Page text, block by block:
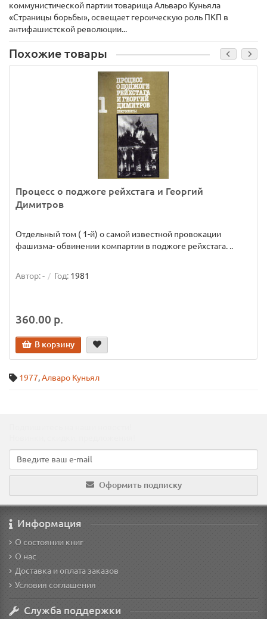
коммунистической партии товарища Альваро Куньяла
«Страницы борьбы», освещает героическую роль ПКП в
антифашистской революции...
Похожие товары
Процесс о поджоге рейхстага и Георгий
Димитров
Отдельный том ( 1-й) о самой известной провокации
фашизма- обвинении компартии в поджоге рейхстага. ..
Автор:- Год: 1981
360.00 р.
В корзину
1977,Алваро Куньял
Оформить подписку
Информация
О состоянии книг
О нас
Доставка и оплата заказов
Условия соглашения
Служба поддержки